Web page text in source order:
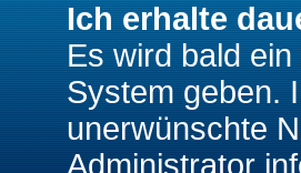
Ich erhalte
Es wird bald
System geben.
unerwünschte
Administrator